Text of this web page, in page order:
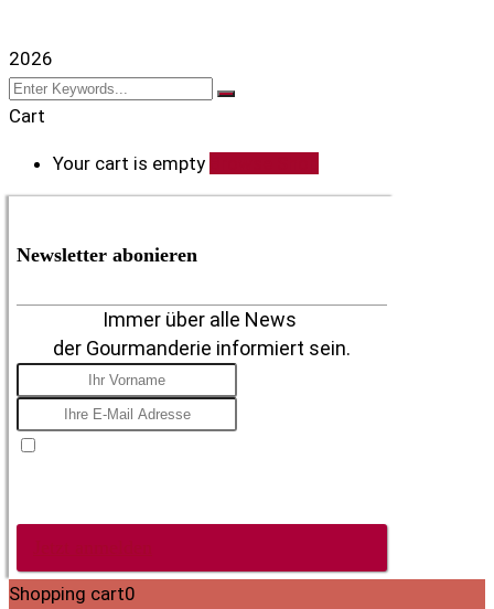
2026
Cart
Your cart is empty
Newsletter abonieren
Immer über alle News
der Gourmanderie informiert sein.
Shopping cart0